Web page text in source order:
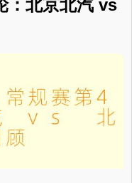
：北京北汽 vs